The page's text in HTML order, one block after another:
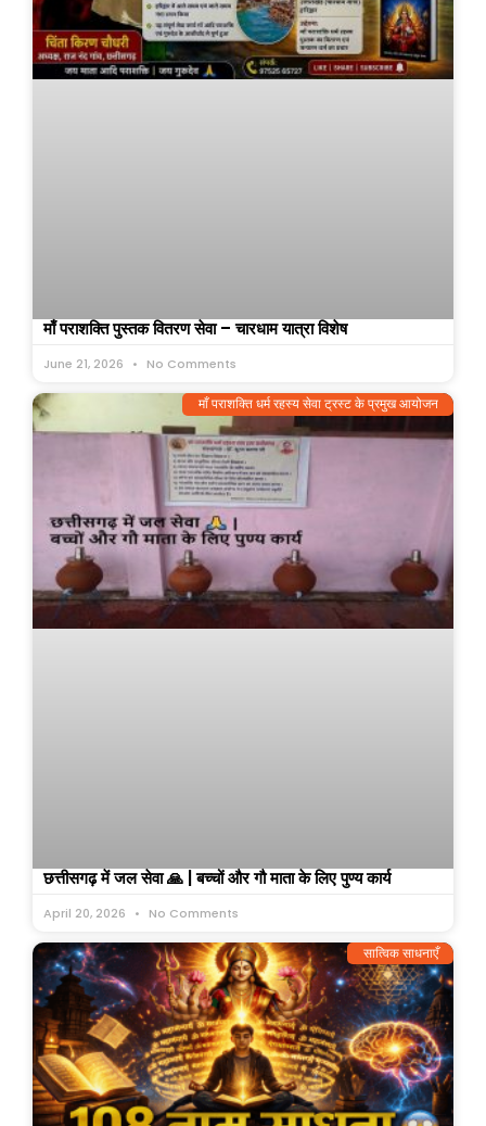
माँ पराशक्ति पुस्तक वितरण सेवा – चारधाम यात्रा विशेष
June 21, 2026 No Comments
माँ पराशक्ति धर्म रहस्य सेवा ट्रस्ट के प्रमुख आयोजन
छत्तीसगढ़ में जल सेवा 🙏 | बच्चों और गौ माता के लिए पुण्य कार्य
April 20, 2026 No Comments
सात्विक साधनाएँ